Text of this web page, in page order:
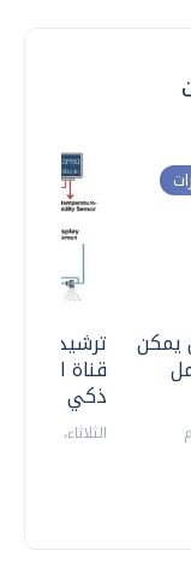
ترشيدا
قناة
ذكي
الثلاثاء، 14 يوليو 2026 06:11 م
يمكن